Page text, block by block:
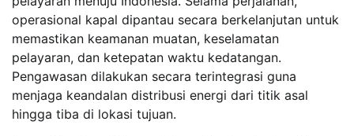
operasional kapal dipantau secara berkelanjutan untuk
memastikan keamanan muatan, keselamatan
pelayaran, dan ketepatan waktu kedatangan.
Pengawasan dilakukan secara terintegrasi guna
menjaga keandalan distribusi energi dari titik asal
hingga tiba di lokasi tujuan.